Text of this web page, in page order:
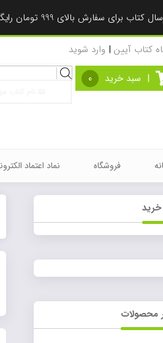
کتاب برای سفارش بالای 999 تومان رایگان شد ♥
کتاب آیین | وارد شوید
| سبد خرید 0
Products
فروشگاه نماد اعتماد
محصولات